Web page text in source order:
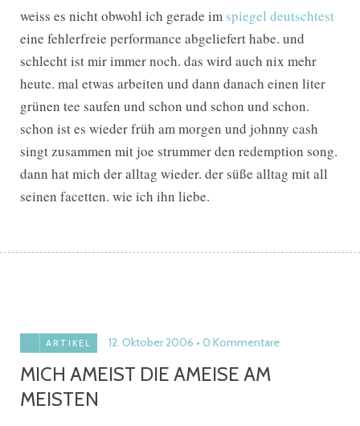
weiss es nicht obwohl ich gerade im spiegel deutschtest
eine fehlerfreie performance abgeliefert habe. und
schlecht ist mir immer noch. das wird auch nix mehr
heute. mal etwas arbeiten und dann danach einen liter
grünen tee saufen und schon und schon und schon.
schon ist es wieder früh am morgen und johnny cash
singt zusammen mit joe strummer den redemption song.
dann hat mich der alltag wieder. der süße alltag mit all
seinen facetten. wie ich ihn liebe.
ARTIKEL 12. Oktober 2006 0 Kommentare
MICH AMEIST DIE AMEISE AM
MEISTEN